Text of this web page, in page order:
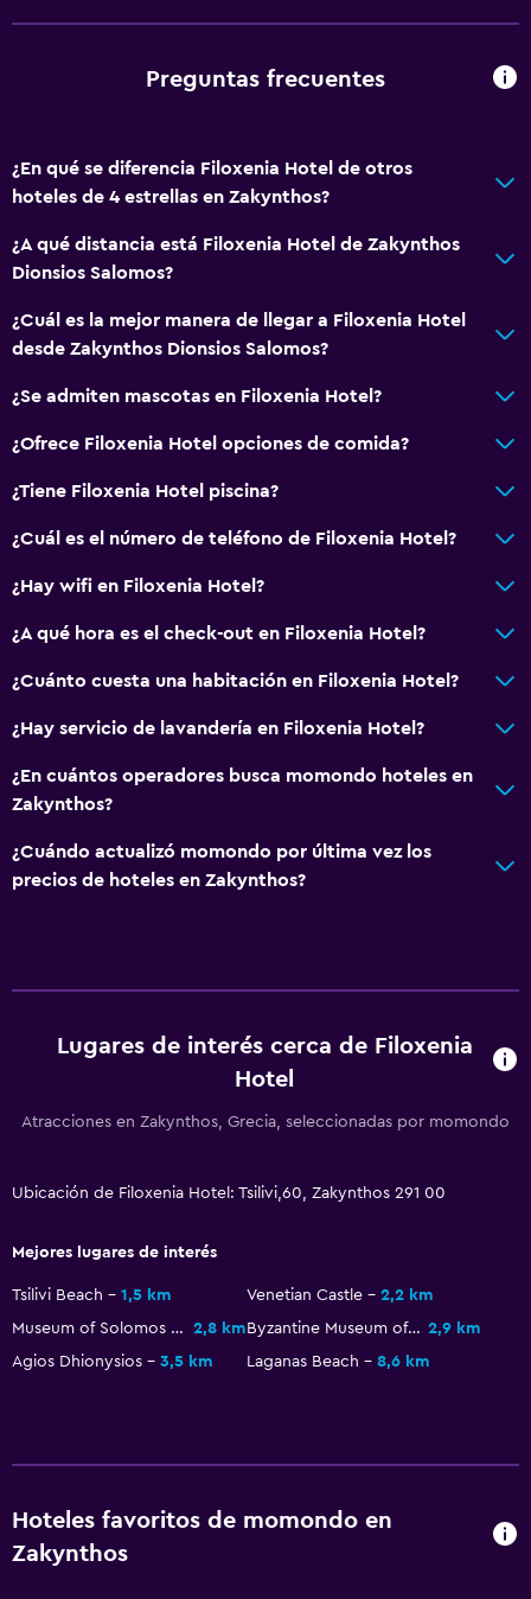
Recepción 24 horas
Zona de estar
Vista al jardín
Pantuflas
Sofá
Habitaciones insonorizadas
Teléfono
Piso de mosaico/mármol
Vista a la piscina
Comedor
Tetera eléctrica
Restaurante
Bar/lounge
Tetera/cafetera
Nevera
La comida se puede entregar en el alojamiento
Cafetera
Ducha
Secador de pelo
Cuna/cama nido disponibles
Piscina (para niños)
Equipo infantil para zona de juegos al aire libre
Servicios de cuidado de niños (con cargos)
Parque infantil
Preguntas frecuentes
¿En qué se diferencia Filoxenia Hotel de otros
hoteles de 4 estrellas en Zakynthos?
¿A qué distancia está Filoxenia Hotel de Zakynthos
Dionsios Salomos?
¿Cuál es la mejor manera de llegar a Filoxenia Hotel
desde Zakynthos Dionsios Salomos?
¿Se admiten mascotas en Filoxenia Hotel?
¿Ofrece Filoxenia Hotel opciones de comida?
¿Tiene Filoxenia Hotel piscina?
¿Cuál es el número de teléfono de Filoxenia Hotel?
¿Hay wifi en Filoxenia Hotel?
¿A qué hora es el check-out en Filoxenia Hotel?
¿Cuánto cuesta una habitación en Filoxenia Hotel?
¿Hay servicio de lavandería en Filoxenia Hotel?
¿En cuántos operadores busca momondo hoteles en
Zakynthos?
¿Cuándo actualizó momondo por última vez los
precios de hoteles en Zakynthos?
Lugares de interés cerca de Filoxenia
Hotel
Atracciones en Zakynthos, Grecia, seleccionadas por momondo
Ubicación de Filoxenia Hotel: Tsilivi,60, Zakynthos 291 00
Mejores lugares de interés
Tsilivi Beach 1,5 km Venetian Castle
2,2 km
Museum of Solomos and Kalvos
2,8 km Byzantine Museum of Zakynthos 2,9 km
Agios Dhionysios
3,5 km Laganas Beach 8,6 km
Hoteles favoritos de momondo en
Zakynthos